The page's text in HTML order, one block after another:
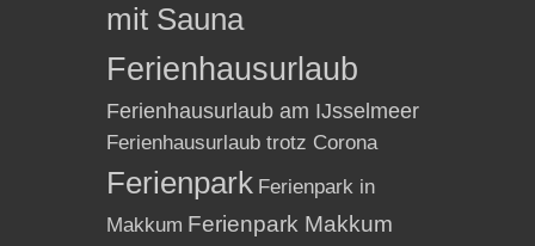
mit Sauna
Ferienhausurlaub
Ferienhausurlaub am IJsselmeer
Ferienhausurlaub trotz Corona
Ferienpark Ferienpark in
Makkum Ferienpark Makkum